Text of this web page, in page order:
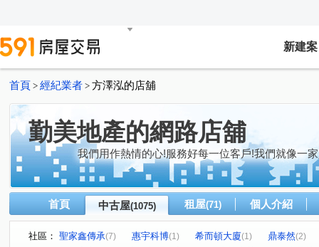
新建案
首頁 > 經紀業者 > 方澤泓的店舖
勤美地產的網路店舖
我們用作熱情的心!服務好每一位客戶!我們就像一
首頁 中古屋(1075) 租屋(71) 個人介紹
社區： 聖家鑫傳承(7) 惠宇科博(1) 希而頓大廈(1) 鼎泰然(2)